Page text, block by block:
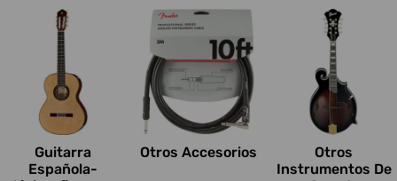
Guitarra
Española-
Otros Accesorios
Otros
Instrumentos De